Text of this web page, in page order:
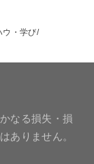
ウ・学び
なる損失・損
ありません。